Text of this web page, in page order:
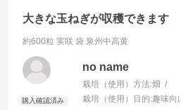
大きな玉ねぎが収穫できます
約600粒 実咲 袋 泉州中高黄
no name
栽培（使用）方法:畑
栽培（使用）目的:趣味向